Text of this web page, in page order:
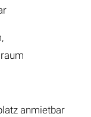
anmietbar